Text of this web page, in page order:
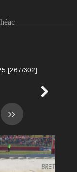
[267/302]
